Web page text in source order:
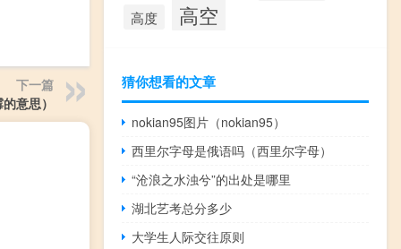
下一篇
意思）
高度 高空
猜你想看的文章
nokian95图片（nokian95）
西里尔字母是俄语吗（西里尔字母）
“沧浪之水浊兮”的出处是哪里
湖北艺考总分多少
大学生人际交往原则